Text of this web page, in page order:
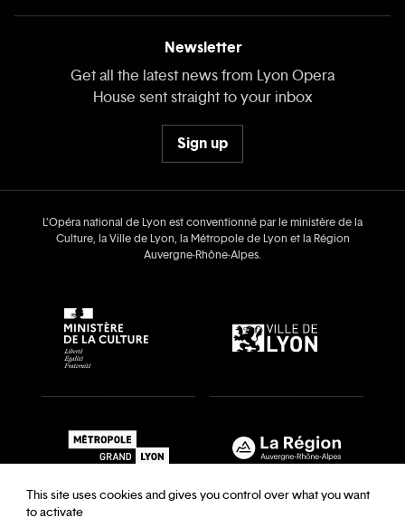
Newsletter
Get all the latest news from Lyon Opera
House sent straight to your inbox
Sign up
L’Opéra national de Lyon est conventionné par le ministère de la
Culture, la Ville de Lyon, la Métropole de Lyon et la Région
Auvergne‑Rhône‑Alpes.
This site uses cookies and gives you control over what you want
to activate